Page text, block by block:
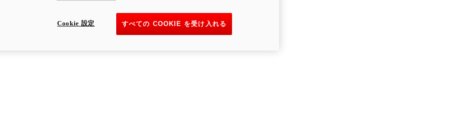
すべての COOKIE を受け入れる
Cookie 設定